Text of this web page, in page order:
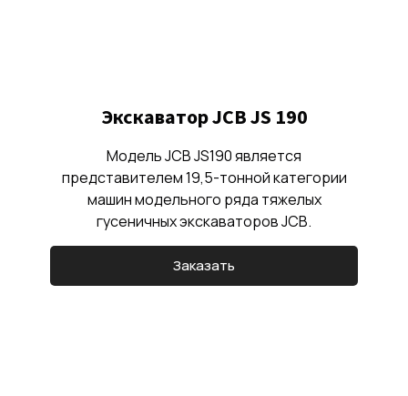
Экскаватор JCB JS 190
Модель JCB JS190 является
представителем 19,5-тонной категории
машин модельного ряда тяжелых
гусеничных экскаваторов JCB.
Заказать